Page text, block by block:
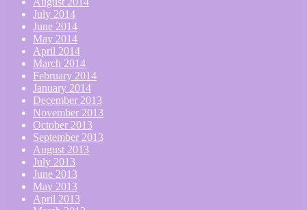
July 2014
June 2014
May 2014
April 2014
March 2014
February 2014
January 2014
December 2013
November 2013
October 2013
September 2013
August 2013
July 2013
June 2013
May 2013
April 2013